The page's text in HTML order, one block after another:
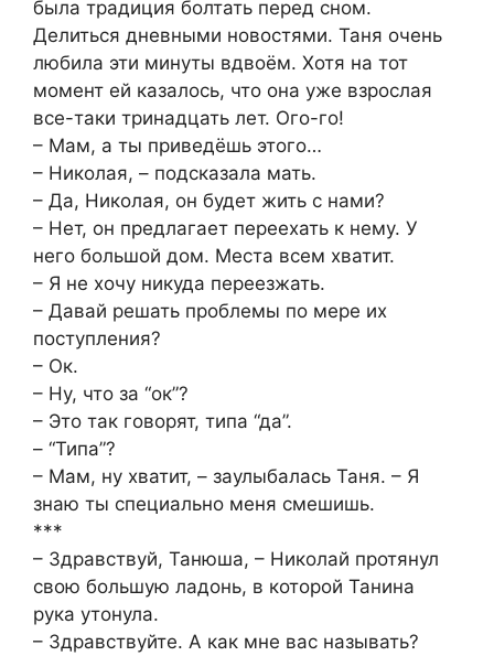
была традиция болтать перед сном.
Делиться дневными новостями. Таня очень
любила эти минуты вдвоём. Хотя на тот
момент ей казалось, что она уже взрослая
все-таки тринадцать лет. Ого-го!
– Мам, а ты приведёшь этого…
– Николая, – подсказала мать.
– Да, Николая, он будет жить с нами?
– Нет, он предлагает переехать к нему. У
него большой дом. Места всем хватит.
– Я не хочу никуда переезжать.
– Давай решать проблемы по мере их
поступления?
– Ок.
– Ну, что за “ок”?
– Это так говорят, типа “да”.
– “Типа”?
– Мам, ну хватит, – заулыбалась Таня. – Я
знаю ты специально меня смешишь.
***
– Здравствуй, Танюша, – Николай протянул
свою большую ладонь, в которой Танина
рука утонула.
– Здравствуйте. А как мне вас называть?